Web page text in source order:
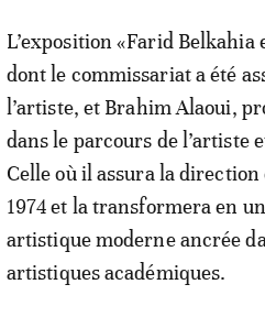
L’exposition «Farid Belkahia
dont le commissariat a été
l’artiste, et Brahim Alaoui,
dans le parcours de l’artiste
Celle où il assura la direction
1974 et la transformera en
artistique moderne ancrée
artistiques académiques.